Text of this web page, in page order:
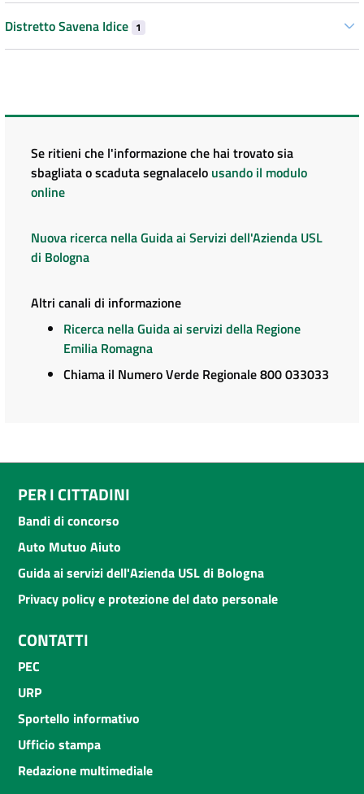
Distretto Savena Idice 1
Se ritieni che l'informazione che hai trovato sia
sbagliata o scaduta segnalacelo usando il modulo
online
Nuova ricerca nella Guida ai Servizi dell'Azienda USL
di Bologna
Altri canali di informazione
Ricerca nella Guida ai servizi della Regione
Emilia Romagna
Chiama il Numero Verde Regionale 800 033033
PER I CITTADINI
Bandi di concorso
Auto Mutuo Aiuto
Guida ai servizi dell'Azienda USL di Bologna
Privacy policy e protezione del dato personale
CONTATTI
PEC
URP
Sportello informativo
Ufficio stampa
Redazione multimediale